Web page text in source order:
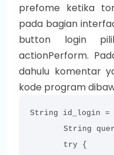
prefome ketika
pada bagian
button login
actionPerform.
dahulu komentar
kode program
String id_login
String query =
try {